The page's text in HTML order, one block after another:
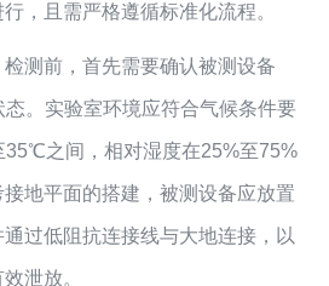
，且需严格遵循标准化流程。
测前，首先需要确认被测设备
态。实验室环境应符合气候条件要
之间，相对湿度在25%至75%
地平面的搭建，被测设备应放置
过低阻抗连接线与大地连接，以
泄放。